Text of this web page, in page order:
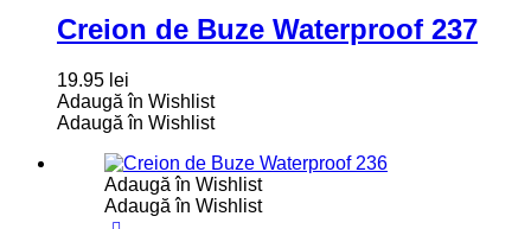
Creion de Buze Waterproof 237
19.95 lei
Adaugă în Wishlist
Adaugă în Wishlist
Adaugă în Wishlist
Adaugă în Wishlist